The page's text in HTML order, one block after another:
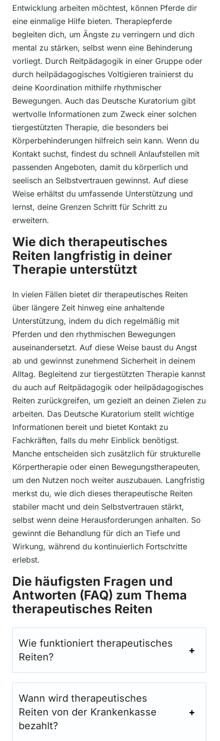
Entwicklung arbeiten möchtest, können Pferde dir
eine einmalige Hilfe bieten. Therapiepferde
begleiten dich, um Ängste zu verringern und dich
mental zu stärken, selbst wenn eine Behinderung
vorliegt. Durch Reitpädagogik in einer Gruppe oder
durch heilpädagogisches Voltigieren trainierst du
deine Koordination mithilfe rhythmischer
Bewegungen. Auch das Deutsche Kuratorium gibt
wertvolle Informationen zum Zweck einer solchen
tiergestützten Therapie, die besonders bei
Körperbehinderungen hilfreich sein kann. Wenn du
Kontakt suchst, findest du schnell Anlaufstellen mit
passenden Angeboten, damit du körperlich und
seelisch an Selbstvertrauen gewinnst. Auf diese
Weise erhältst du umfassende Unterstützung und
lernst, deine Grenzen Schritt für Schritt zu
erweitern.
Wie dich therapeutisches
Reiten langfristig in deiner
Therapie unterstützt
In vielen Fällen bietet dir therapeutisches Reiten
über längere Zeit hinweg eine anhaltende
Unterstützung, indem du dich regelmäßig mit
Pferden und den rhythmischen Bewegungen
auseinandersetzt. Auf diese Weise baust du Angst
ab und gewinnst zunehmend Sicherheit in deinem
Alltag. Begleitend zur tiergestützten Therapie kannst
du auch auf Reitpädagogik oder heilpädagogisches
Reiten zurückgreifen, um gezielt an deinen Zielen zu
arbeiten. Das Deutsche Kuratorium stellt wichtige
Informationen bereit und bietet Kontakt zu
Fachkräften, falls du mehr Einblick benötigst.
Manche entscheiden sich zusätzlich für strukturelle
Körpertherapie oder einen Bewegungstherapeuten,
um den Nutzen noch weiter auszubauen. Langfristig
merkst du, wie dich dieses therapeutische Reiten
stabiler macht und dein Selbstvertrauen stärkt,
selbst wenn deine Herausforderungen anhalten. So
gewinnt die Behandlung für dich an Tiefe und
Wirkung, während du kontinuierlich Fortschritte
erlebst.
Die häufigsten Fragen und
Antworten (FAQ) zum Thema
therapeutisches Reiten
Wie funktioniert therapeutisches
Reiten?
Wann wird therapeutisches
Reiten von der Krankenkasse
bezahlt?